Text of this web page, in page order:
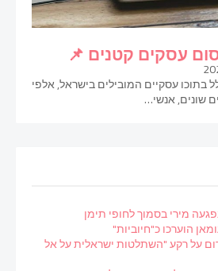
עסקים קטנים 📌
בתוכו עסקיים המובילים בישראל, אלפי
שונים, אנשי…
מירי בסמוך לחופי תימן
הוערכו כ"חיוביות"
על רקע "השתלטות ישראלית על אל